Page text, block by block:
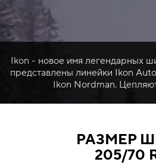
Ikon - новое имя легендарных
представлены линейки Ikon
Ikon Nordman.
РАЗМЕР
205/70